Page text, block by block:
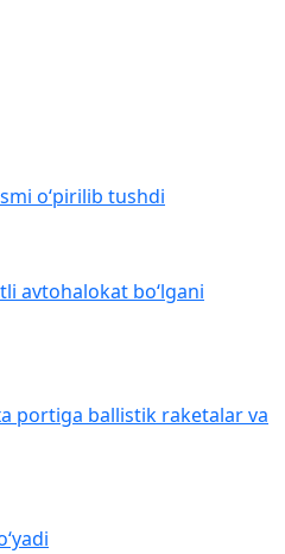
o‘pirilib tushdi
avtohalokat bo‘lgani
portiga ballistik raketalar va